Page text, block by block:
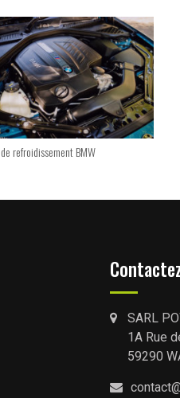
refroidissement BMW
SARL
1A Rue
59290